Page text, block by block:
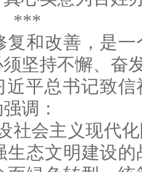
和改善，是一
坚持不懈、奋
总书记致信
调：
会主义现代化
生态文明建设